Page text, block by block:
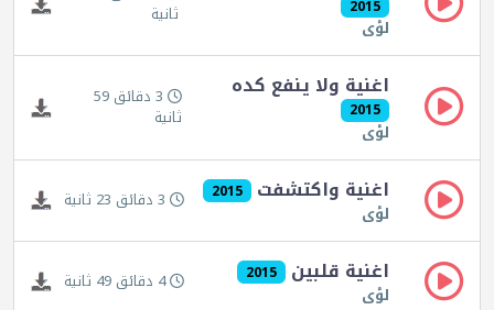
2015
لؤى
ثانية
اغنية ولا ينفع كده
2015
لؤى
3 دقائق 59
ثانية
اغنية واكتشفت 2015
لؤى 3 دقائق 23 ثانية
اغنية قلبين 2015
لؤى 4 دقائق 49 ثانية